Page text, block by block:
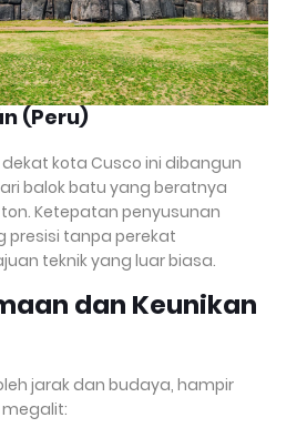
(Peru)
kota Cusco ini dibangun
balok batu yang beratnya
Ketepatan penyusunan
tanpa perekat
teknik yang luar biasa.
dan Keunikan
jarak dan budaya, hampir